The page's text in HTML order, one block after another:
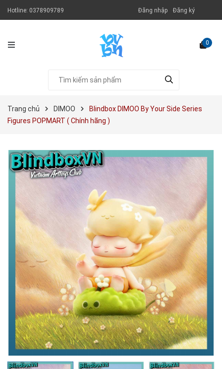
Hotline: 0378909789 Đăng nhập Đăng ký
0
Trang chủ DIMOO
Blindbox DIMOO By Your Side Series
Figures POPMART ( Chính hãng )